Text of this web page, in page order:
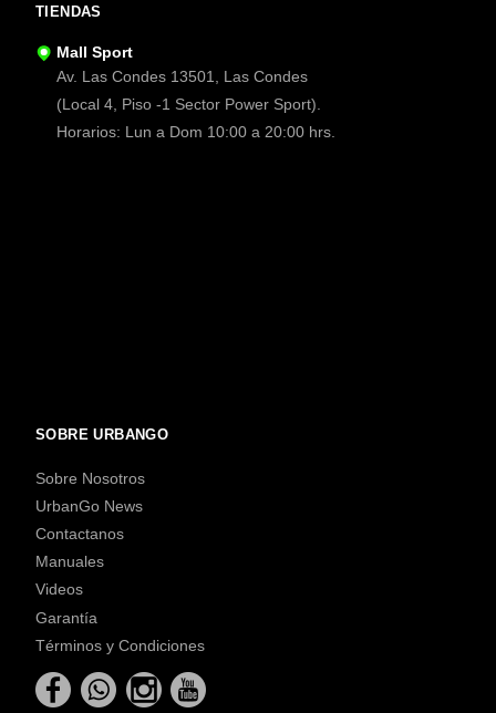
TIENDAS
Mall Sport
Av. Las Condes 13501, Las Condes
(Local 4, Piso -1 Sector Power Sport).
Horarios: Lun a Dom 10:00 a 20:00 hrs.
SOBRE URBANGO
Sobre Nosotros
UrbanGo News
Contactanos
Manuales
Videos
Garantía
Términos y Condiciones